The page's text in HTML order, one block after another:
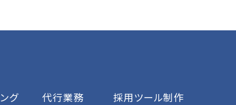
グ 代行業務
採用ツール制作